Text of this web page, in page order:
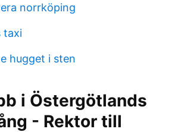
norrköping
taxi
hugget i sten
i Östergötlands
- Rektor till